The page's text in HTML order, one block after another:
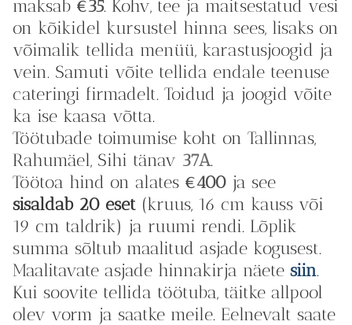
maksab €35. Kohv, tee ja maitsestatud vesi
on kõikidel kursustel hinna sees, lisaks on
võimalik tellida menüü, karastusjoogid ja
vein. Samuti võite tellida endale teenuse
cateringi firmadelt. Toidud ja joogid võite
ka ise kaasa võtta.
Töötubade toimumise koht on Tallinnas,
Rahumäel, Sihi tänav 37A.
Töötoa hind on alates €400 ja see
sisaldab 20 eset (kruus, 16 cm kauss või
19 cm taldrik) ja ruumi rendi. Lõplik
summa sõltub maalitud asjade kogusest.
Maalitavate asjade hinnakirja näete siin.
Kui soovite tellida töötuba, täitke allpool
olev vorm ja saatke meile. Eelnevalt saate